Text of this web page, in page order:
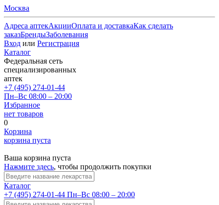
Москва
Адреса аптекАкцииОплата и доставкаКак сделать
заказБрендыЗаболевания
Вход или Регистрация
Каталог
Федеральная сеть
специализированных
аптек
+7 (495) 274-01-44
Пн–Вс 08:00 – 20:00
Избранное
нет товаров
0
Корзина
корзина пуста
Ваша корзина пуста
Нажмите здесь, чтобы продолжить покупки
Каталог
+7 (495) 274-01-44 Пн–Вс 08:00 – 20:00